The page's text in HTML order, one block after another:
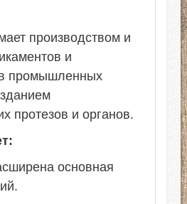
производством и
и
промышленных
протезов и органов.
основная